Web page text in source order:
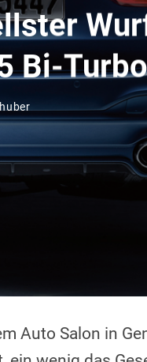
Bi-
Auto Salon in